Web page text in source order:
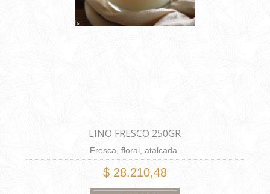
LINO FRESCO 250GR
Fresca, floral, atalcada.
$ 28.210,48